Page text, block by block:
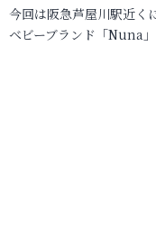
今回は阪急芦屋川駅近く
ベビーブランド「Nuna